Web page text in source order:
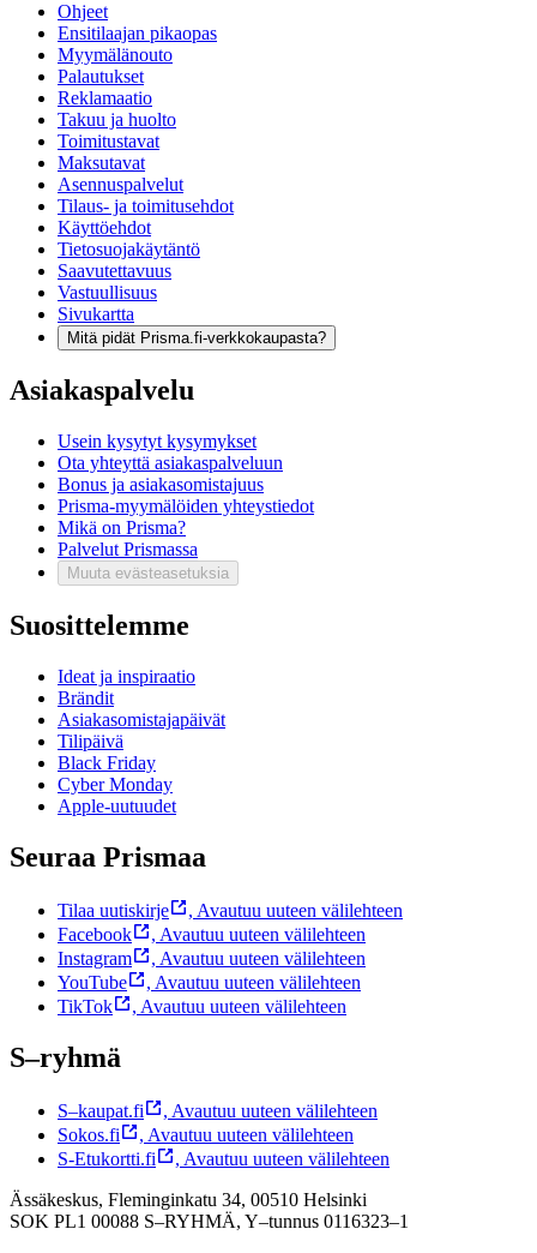
Ohjeet
Ensitilaajan pikaopas
Myymälänouto
Palautukset
Reklamaatio
Takuu ja huolto
Toimitustavat
Maksutavat
Asennuspalvelut
Tilaus- ja toimitusehdot
Käyttöehdot
Tietosuojakäytäntö
Saavutettavuus
Vastuullisuus
Sivukartta
Mitä pidät Prisma.fi-verkkokaupasta?
Asiakaspalvelu
Usein kysytyt kysymykset
Ota yhteyttä asiakaspalveluun
Bonus ja asiakasomistajuus
Prisma-myymälöiden yhteystiedot
Mikä on Prisma?
Palvelut Prismassa
Muuta evästeasetuksia
Suosittelemme
Ideat ja inspiraatio
Brändit
Asiakasomistajapäivät
Tilipäivä
Black Friday
Cyber Monday
Apple-uutuudet
Seuraa Prismaa
Tilaa uutiskirje , Avautuu uuteen välilehteen
Facebook
, Avautuu uuteen välilehteen
Instagram
, Avautuu uuteen välilehteen
YouTube
, Avautuu uuteen välilehteen
TikTok
, Avautuu uuteen välilehteen
S–ryhmä
S–kaupat.fi , Avautuu uuteen välilehteen
Sokos.fi
, Avautuu uuteen välilehteen
S-Etukortti.fi
, Avautuu uuteen välilehteen
Ässäkeskus, Fleminginkatu 34, 00510 Helsinki
SOK PL1 00088 S–RYHMÄ, Y–tunnus 0116323–1